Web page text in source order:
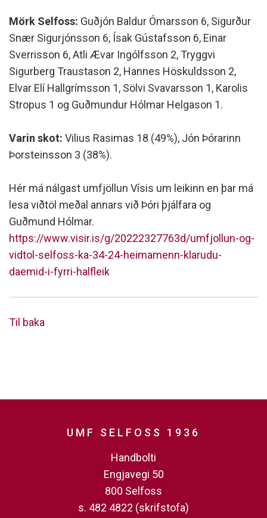
Mörk Selfoss: Guðjón Baldur Ómarsson 6, Sigurður
Snær Sigurjónsson 6, Ísak Gústafsson 6, Einar
Sverrisson 6, Atli Ævar Ingólfsson 2, Tryggvi
Sigurberg Traustason 2, Hannes Höskuldsson 2,
Elvar Elí Hallgrímsson 1, Sölvi Svavarsson 1, Karolis
Stropus 1 og Guðmundur Hólmar Helgason 1.
Varin skot: Vilius Rasimas 18 (49%), Jón Þórarinn
Þorsteinsson 3 (38%).
Hér má nálgast umfjöllun Vísis um leikinn en þar má
lesa viðtöl meðal annars við Þóri þjálfara og
Guðmund Hólmar.
https://www.visir.is/g/20222327763d/umfjollun-og-
vidtol-selfoss-ka-34-24-heimamenn-klarudu-
daemid-i-fyrri-halfleik
Til baka
UMF SELFOSS 1936
Handbolti
Engjavegi 50
800 Selfoss
s. 482 4822 (skrifstofa)